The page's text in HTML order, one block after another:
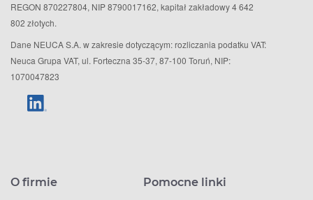
REGON 870227804, NIP 8790017162, kapitał zakładowy 4 642
802 złotych.
Dane NEUCA S.A. w zakresie dotyczącym: rozliczania podatku VAT:
Neuca Grupa VAT, ul. Forteczna 35-37, 87-100 Toruń, NIP:
1070047823
O firmie Pomocne linki